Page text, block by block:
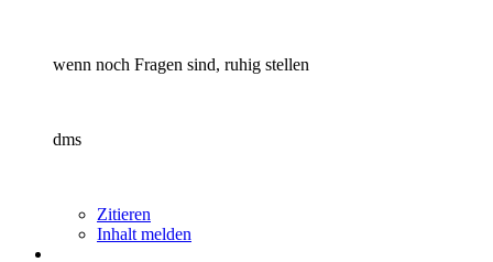
wenn noch Fragen sind, ruhig stellen
dms
Zitieren
Inhalt melden